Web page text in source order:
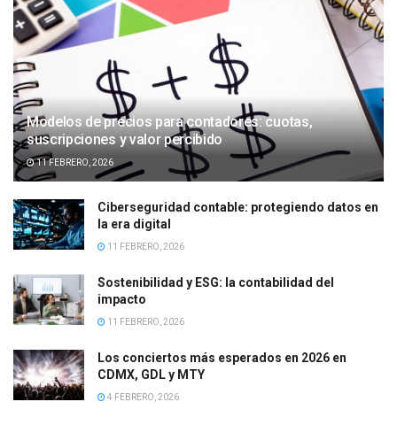
Modelos de precios para contadores: cuotas,
suscripciones y valor percibido
11 FEBRERO, 2026
Ciberseguridad contable: protegiendo datos en
la era digital
11 FEBRERO, 2026
Sostenibilidad y ESG: la contabilidad del
impacto
11 FEBRERO, 2026
Los conciertos más esperados en 2026 en
CDMX, GDL y MTY
4 FEBRERO, 2026